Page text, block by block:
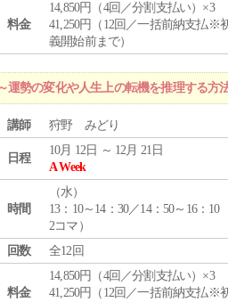
料金
14,850円（4回／分割支払い）×3
41,250円（12回／一括前納支払※
義開始前まで）
勢の変化や人生上の転機を推理する方
講師 狩野 みどり
日程
10月 12日 ～ 12月 21日
A Week
時間
（水）
13：10～14：30／14：50～16：10
2コマ）
回数
全12回
料金
14,850円（4回／分割支払い）×3
41,250円（12回／一括前納支払※